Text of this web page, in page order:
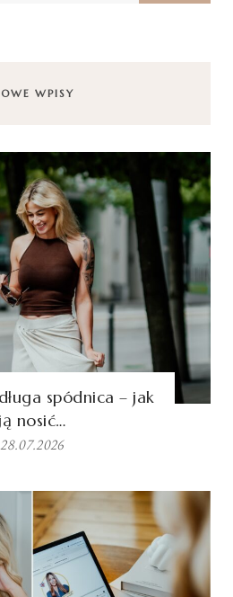
WPISY
spódnica – jak
nosić…
28.07.2026